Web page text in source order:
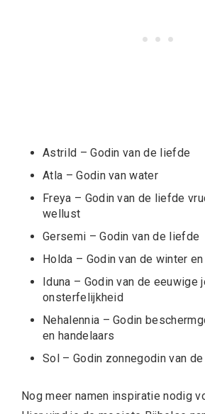
Astrild –Godin van de liefde
Atla – Godin van water
Freya – Godin van de liefde
wellust
Gersemi – Godin van de liefde
Holda – Godin van de winter
Iduna – Godin van de eeuwige
onsterfelijkheid
Nehalennia – Godin
en handelaars
Sol – Godin zonnegodin van
Nog meer namen inspiratie nodig